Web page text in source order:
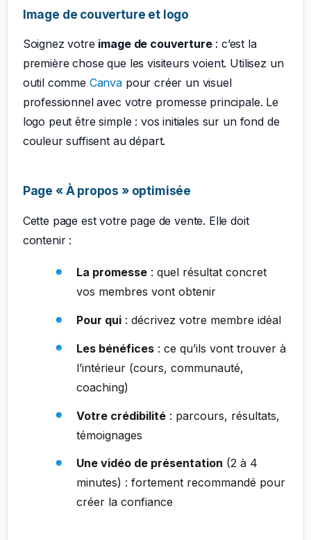
Image de couverture et logo
Soignez votre image de couverture: c’est la
première chose que les visiteurs voient. Utilisez un
outil comme Canva pour créer un visuel
professionnel avec votre promesse principale. Le
logo peut être simple : vos initiales sur un fond de
couleur suffisent au départ.
Page « À propos » optimisée
Cette page est votre page de vente. Elle doit
contenir :
La promesse: quel résultat concret
vos membres vont obtenir
Pour qui: décrivez votre membre idéal
Les bénéfices: ce qu’ils vont trouver à
l’intérieur (cours, communauté,
coaching)
Votre crédibilité: parcours, résultats,
témoignages
Une vidéo de présentation (2 à 4
minutes) : fortement recommandé pour
créer la confiance